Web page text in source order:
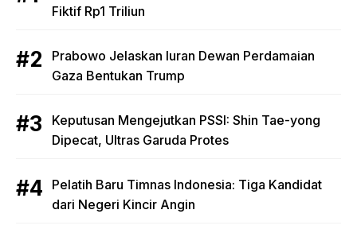
Fiktif Rp1 Triliun
Prabowo Jelaskan Iuran Dewan Perdamaian
Gaza Bentukan Trump
Keputusan Mengejutkan PSSI: Shin Tae-yong
Dipecat, Ultras Garuda Protes
Pelatih Baru Timnas Indonesia: Tiga Kandidat
dari Negeri Kincir Angin